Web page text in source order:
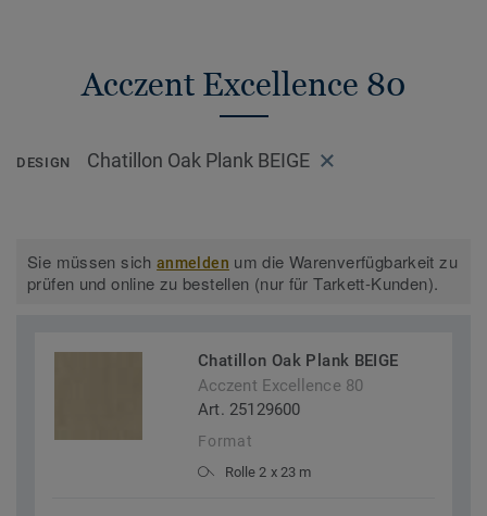
Acczent Excellence 80
DESIGN Chatillon Oak Plank BEIGE
Sie müssen sichanmelden um die Warenverfügbarkeit zu
prüfen und online zu bestellen (nur für Tarkett-Kunden).
Chatillon Oak Plank BEIGE
Acczent Excellence 80
Art. 25129600
Format
Rolle 2 x 23 m